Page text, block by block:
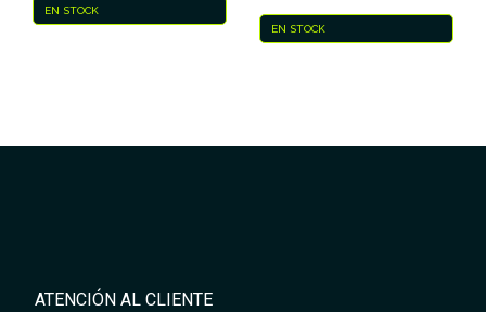
EN STOCK
EN STOCK
ATENCIÓN AL CLIENTE